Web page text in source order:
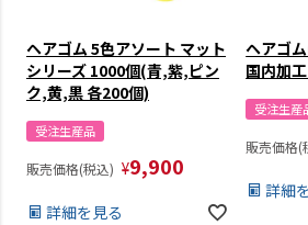
ヘアゴム 5色アソート マット
シリーズ 1000個(青,紫,ピン
ク,黄,黒 各200個)
受注生産品
販売価格(税込) ¥9,900
詳細を見る
ヘアゴ
国内加
受注生産
販売価格(
詳細